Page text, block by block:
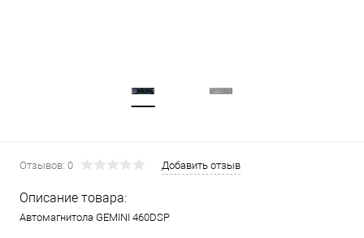
Отзывов: 0 Добавить отзыв
Описание товара:
Автомагнитола GEMINI 460DSP